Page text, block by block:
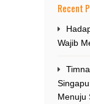
Recent
Wajib
Menuju